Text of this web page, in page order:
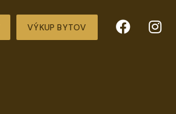
VÝKUP BYTOV